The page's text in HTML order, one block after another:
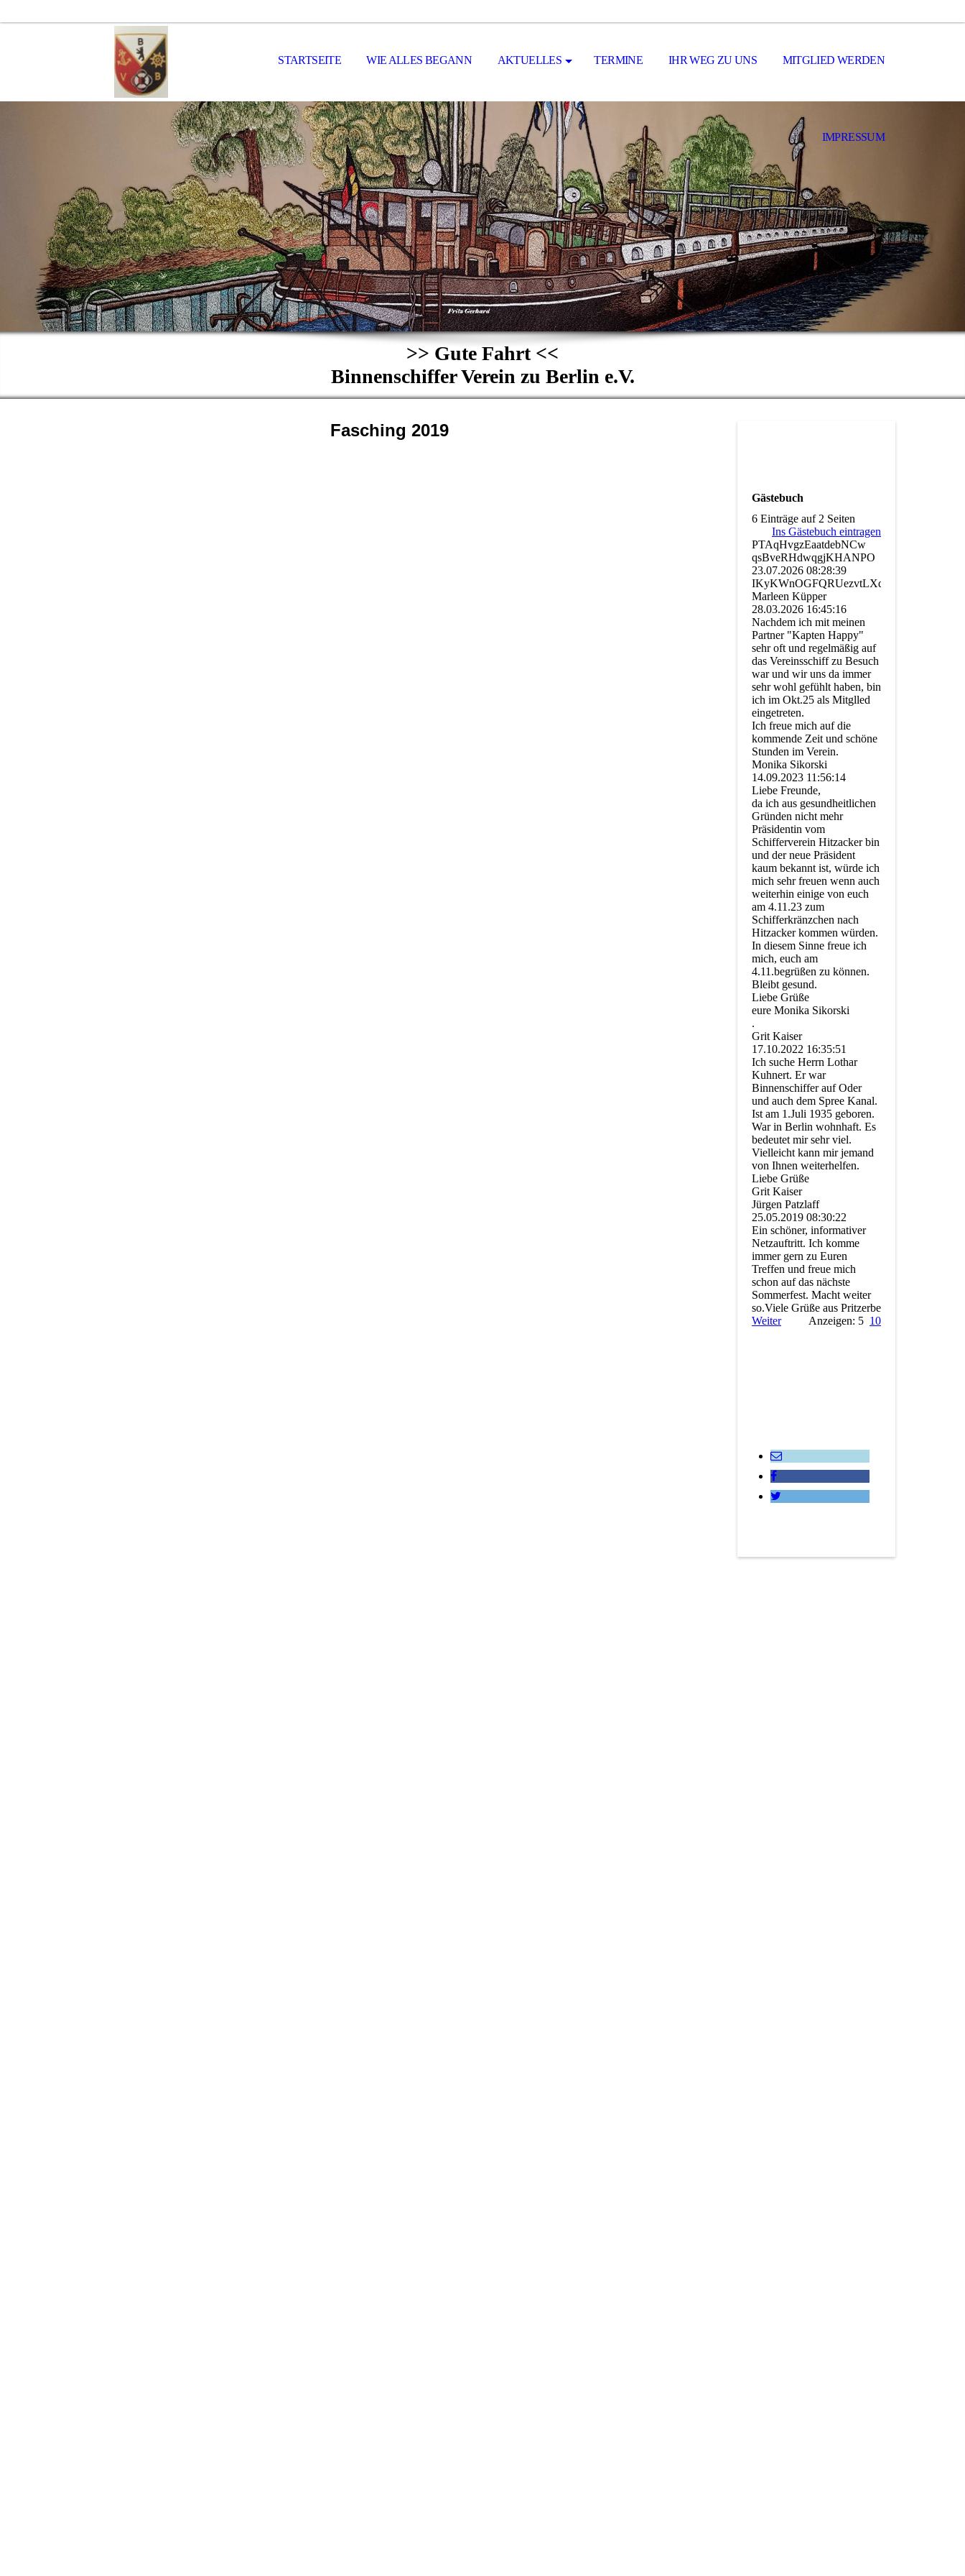
STARTSEITE WIE ALLES BEGANN AKTUELLES TERMINE IHR WEG ZU UNS MITGLIED WERDEN
IMPRESSUM
>> Gute Fahrt <<
Binnenschiffer Verein zu Berlin e.V.
Fasching 2019
Gästebuch
6 Einträge auf 2 Seiten
Ins Gästebuch eintragen
PTAqHvgzEaatdebNCw
qsBveRHdwqgjKHANPO
23.07.2026 08:28:39
IKyKWnOGFQRUezvtLXq
Marleen Küpper
28.03.2026 16:45:16
Nachdem ich mit meinen
Partner "Kapten Happy"
sehr oft und regelmäßig auf
das Vereinsschiff zu Besuch
war und wir uns da immer
sehr wohl gefühlt haben, bin
ich im Okt.25 als Mitglled
eingetreten.
Ich freue mich auf die
kommende Zeit und schöne
Stunden im Verein.
Monika Sikorski
14.09.2023 11:56:14
Liebe Freunde,
da ich aus gesundheitlichen
Gründen nicht mehr
Präsidentin vom
Schifferverein Hitzacker bin
und der neue Präsident
kaum bekannt ist, würde ich
mich sehr freuen wenn auch
weiterhin einige von euch
am 4.11.23 zum
Schifferkränzchen nach
Hitzacker kommen würden.
In diesem Sinne freue ich
mich, euch am
4.11.begrüßen zu können.
Bleibt gesund.
Liebe Grüße
eure Monika Sikorski
.
Grit Kaiser
17.10.2022 16:35:51
Ich suche Herrn Lothar
Kuhnert. Er war
Binnenschiffer auf Oder
und auch dem Spree Kanal.
Ist am 1.Juli 1935 geboren.
War in Berlin wohnhaft. Es
bedeutet mir sehr viel.
Vielleicht kann mir jemand
von Ihnen weiterhelfen.
Liebe Grüße
Grit Kaiser
Jürgen Patzlaff
25.05.2019 08:30:22
Ein schöner, informativer
Netzauftritt. Ich komme
immer gern zu Euren
Treffen und freue mich
schon auf das nächste
Sommerfest. Macht weiter
so.Viele Grüße aus Pritzerbe
Weiter
Anzeigen: 5 10